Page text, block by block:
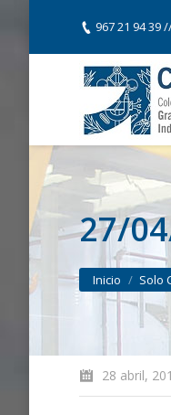
967 21 94 39
27/
You are here:
Inicio Solo
28 abril,